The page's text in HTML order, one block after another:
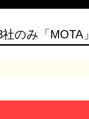
のみ「MOTA」